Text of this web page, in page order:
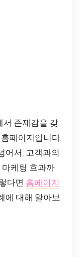
서 존재감을 갖
페이지입니다.
어서, 고객과의
케팅 효과까
다면 홈페이지
에 대해 알아보